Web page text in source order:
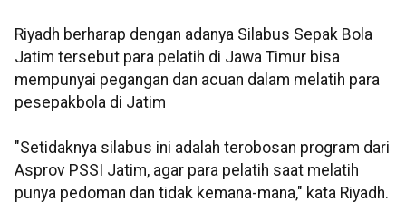
Riyadh berharap dengan adanya Silabus Sepak Bola
Jatim tersebut para pelatih di Jawa Timur bisa
mempunyai pegangan dan acuan dalam melatih para
pesepakbola di Jatim
"Setidaknya silabus ini adalah terobosan program dari
Asprov PSSI Jatim, agar para pelatih saat melatih
punya pedoman dan tidak kemana-mana," kata Riyadh.